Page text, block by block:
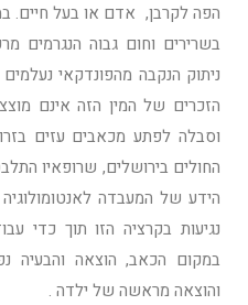
הפה לקרבן, אדם או בעל חיים.
בשרירים וחום גבוה הנגרמים
ניתוק הנקבה מהפונדקאי
הזכרים של המין הזה אינם
וסבלה לפתע מכאבים עזים
החולים בירושלים, שרופאיו
הידע של המעבדה
נגיעות בקרציה הזו תוך כדי
במקום הכאב, הוצאה והבעיה
והוצאה מראשה של ילדה .